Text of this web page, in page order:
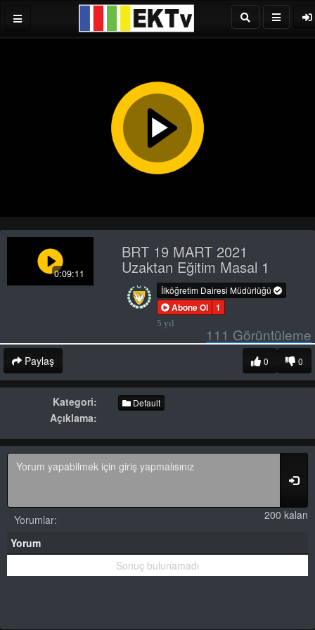
Play
Video
0:09:11
BRT 19 MART 2021
Uzaktan Eğitim Masal 1
İlköğretim Dairesi Müdürlüğü
Abone Ol 1
5 yıl
111 Görüntüleme
Paylaş 0
0
Kategori: Default
Açıklama:
200 kalan
Yorumlar:
Yorum
Sonuç bulunamadı